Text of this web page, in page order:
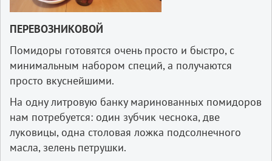
ПЕРЕВОЗНИКОВОЙ
Помидоры готовятся очень просто и быстро, с
минимальным набором специй, а получаются
просто вкуснейшими.
На одну литровую банку маринованных помидоров
нам потребуется: один зубчик чеснока, две
луковицы, одна столовая ложка подсолнечного
масла, зелень петрушки.